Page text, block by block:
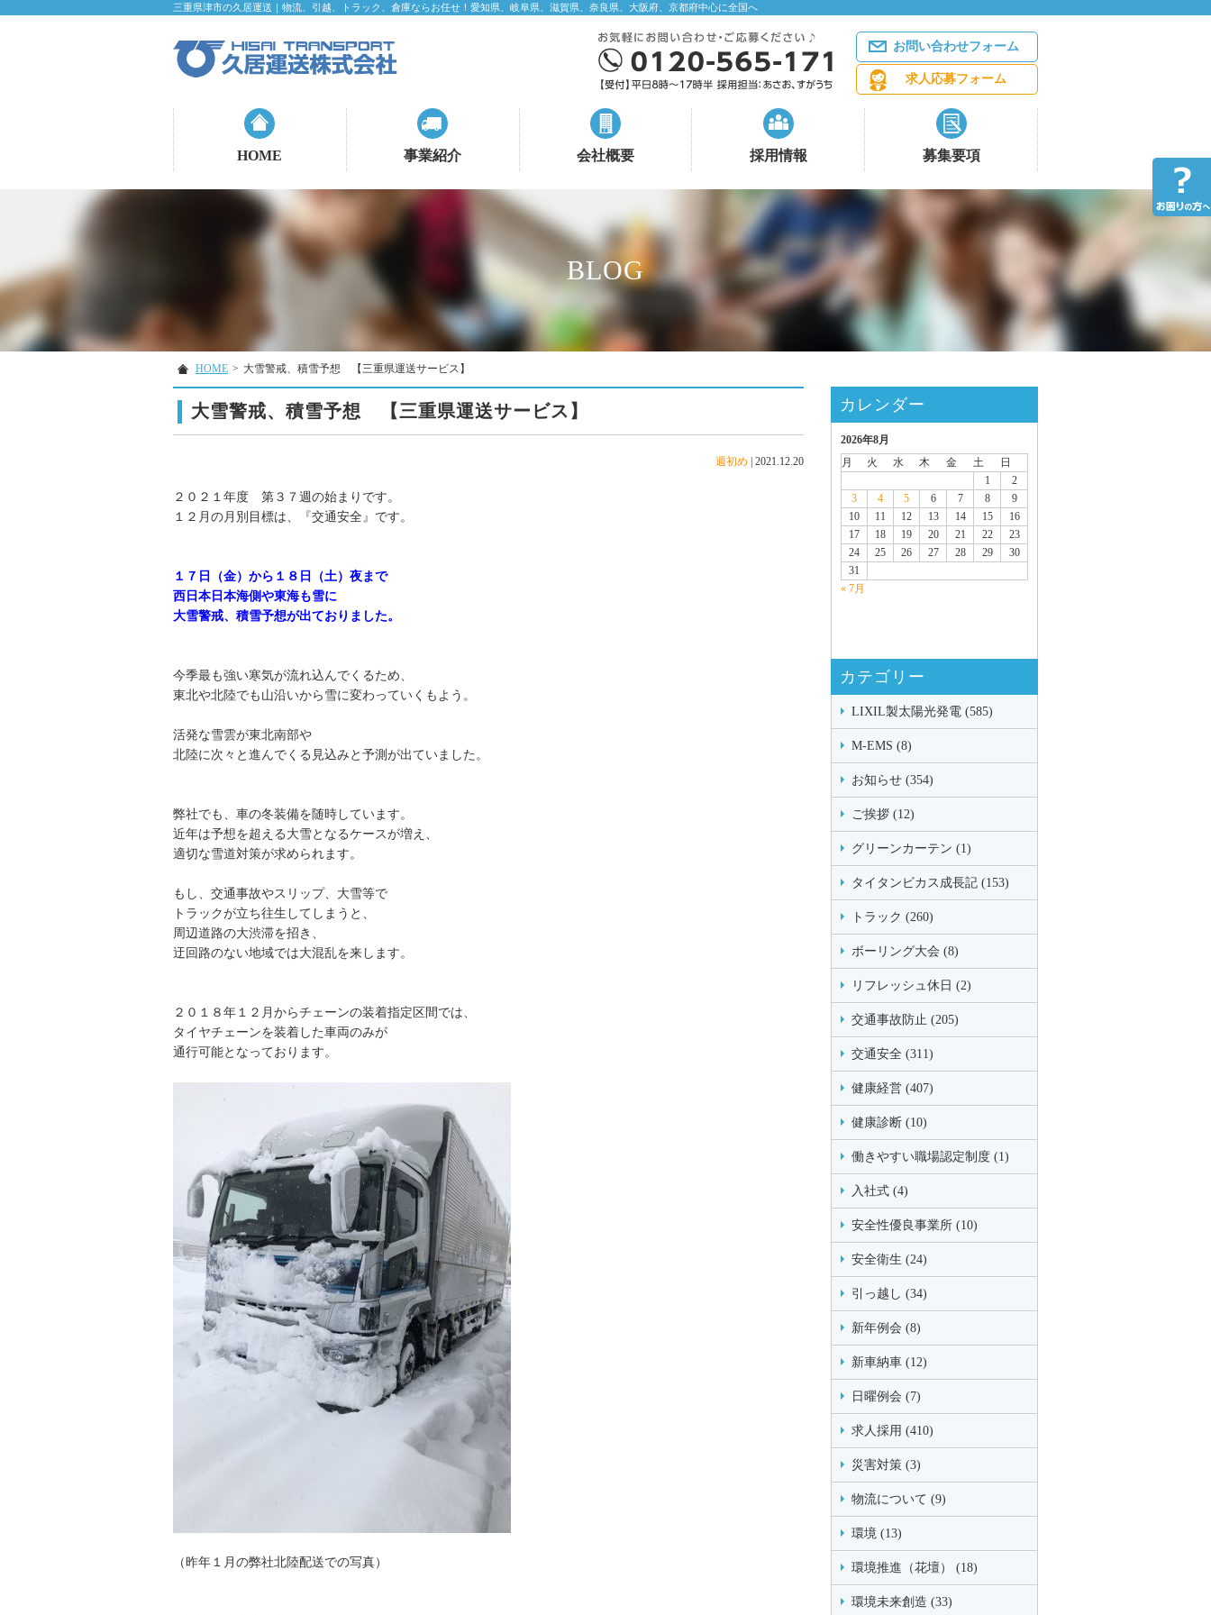
三重県津市の久居運送｜物流、引越、トラック、倉庫ならお任せ！愛知県、岐阜県、滋賀県、奈良県、大阪府、京都府中心に全国へ
お問い合わせフォーム
求人応募フォーム
HOME 事業紹介 会社概要 採用情報 募集要項
BLOG
HOME > 大雪警戒、積雪予想 【三重県運送サービス】
大雪警戒、積雪予想 【三重県運送サービス】
週初め 2021.12.20
２０２１年度 第３７週の始まりです。
１２月の月別目標は、『交通安全』です。
１７日（金）から１８日（土）夜まで
西日本日本海側や東海も雪に
大雪警戒、積雪予想が出ておりました。
今季最も強い寒気が流れ込んでくるため、
東北や北陸でも山沿いから雪に変わっていくもよう。
活発な雪雲が東北南部や
北陸に次々と進んでくる見込みと予測が出ていました。
弊社でも、車の冬装備を随時しています。
近年は予想を超える大雪となるケースが増え、
適切な雪道対策が求められます。
もし、交通事故やスリップ、大雪等で
トラックが立ち往生してしまうと、
周辺道路の大渋滞を招き、
迂回路のない地域では大混乱を来します。
２０１８年１２月からチェーンの装着指定区間では、
タイヤチェーンを装着した車両のみが
通行可能となっております。
（昨年１月の弊社北陸配送での写真）
カレンダー
2026年8月
月
火 水 木 金 土
日
1
2
3
4 5 6 7 8
9
10
11 12 13 14 15
16
17
18 19 20 21 22
23
24
25 26 27 28 29
30
31
« 7月
カテゴリー
LIXIL製太陽光発電 (585)
M-EMS (8)
お知らせ (354)
ご挨拶 (12)
グリーンカーテン (1)
タイタンビカス成長記 (153)
トラック (260)
ボーリング大会 (8)
リフレッシュ休日 (2)
交通事故防止 (205)
交通安全 (311)
健康経営 (407)
健康診断 (10)
働きやすい職場認定制度 (1)
入社式 (4)
安全性優良事業所 (10)
安全衛生 (24)
引っ越し (34)
新年例会 (8)
新車納車 (12)
日曜例会 (7)
求人採用 (410)
災害対策 (3)
物流について (9)
環境 (13)
環境推進（花壇） (18)
環境未来創造 (33)